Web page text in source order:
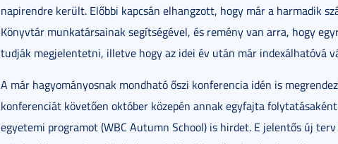
napirendre került. Előbbi kapcsán elhangzott, hogy már a harmadik
Könyvtár munkatársainak segítségével, és remény van arra, hogy
tudják megjelentetni, illetve hogy az idei év után már indexálhatóvá
A már hagyományosnak mondható őszi konferencia idén is
konferenciát követően október közepén annak egyfajta
egyetemi programot (WBC Autumn School) is hirdet. E jelentős új